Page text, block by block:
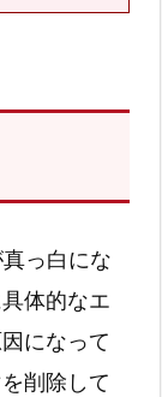
っ白にな
体的なエ
になって
削除して